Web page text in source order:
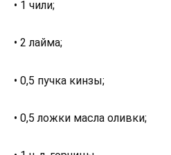
• 1 чили;
• 2 лайма;
• 0,5 пучка кинзы;
• 0,5 ложки масла оливки;